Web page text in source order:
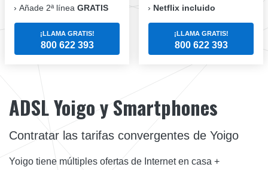
Añade 2ª línea GRATIS
¡LLAMA GRATIS!
800 622 393
Netflix incluido
¡LLAMA GRATIS!
800 622 393
ADSL Yoigo y Smartphones
Contratar las tarifas convergentes de Yoigo
Yoigo tiene múltiples ofertas de Internet en casa +